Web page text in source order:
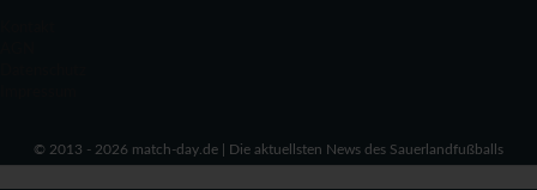
© 2013 - 2026 match-day.de | Die aktuellsten News des Sauerlandfußballs